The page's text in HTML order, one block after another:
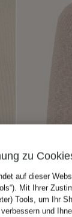
zu
auf dieser
Mit Ihrer
Tools, um Ihr
und